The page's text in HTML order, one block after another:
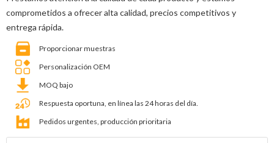
comprometidos a ofrecer alta calidad, precios competitivos y
entrega rápida.
Proporcionar muestras
Personalización OEM
MOQ bajo
Respuesta oportuna, en línea las 24 horas del día.
Pedidos urgentes, producción prioritaria